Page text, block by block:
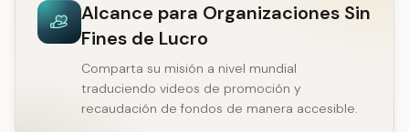
Alcance para Organizaciones Sin
Fines de Lucro
Comparta su misión a nivel mundial
traduciendo videos de promoción y
recaudación de fondos de manera accesible.